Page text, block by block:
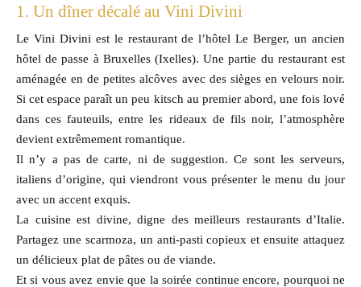
1. Un dîner décalé au Vini Divini
Le Vini Divini est le restaurant de l’hôtel Le Berger, un ancien
hôtel de passe à Bruxelles (Ixelles). Une partie du restaurant est
aménagée en de petites alcôves avec des sièges en velours noir.
Si cet espace paraît un peu kitsch au premier abord, une fois lové
dans ces fauteuils, entre les rideaux de fils noir, l’atmosphère
devient extrêmement romantique.
Il n’y a pas de carte, ni de suggestion. Ce sont les serveurs,
italiens d’origine, qui viendront vous présenter le menu du jour
avec un accent exquis.
La cuisine est divine, digne des meilleurs restaurants d’Italie.
Partagez une scarmoza, un anti-pasti copieux et ensuite attaquez
un délicieux plat de pâtes ou de viande.
Et si vous avez envie que la soirée continue encore, pourquoi ne